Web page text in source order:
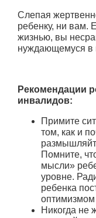
Слепая
ребенку, ни вам.
жизнью, вы
нуждающемуся в
Рекомендации
инвалидов:
Примите
том, как и
Помните,
мысли»
уровне.
ребенка
оптимизмом
Никогда не